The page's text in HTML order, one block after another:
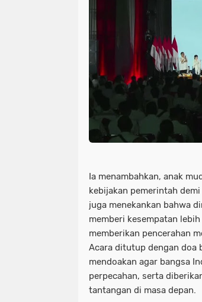
Ia menambahkan, anak
kebijakan pemerintah
juga menekankan bahwa
memberi kesempatan
memberikan pencerahan
Acara ditutup dengan doa
mendoakan agar bangsa
perpecahan, serta
tantangan di masa depan.